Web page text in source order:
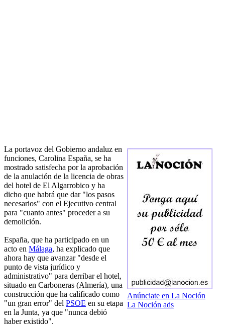
Anúnciate en La Noción
La Noción ads
La portavoz del Gobierno andaluz en
funciones, Carolina España, se ha
mostrado satisfecha por la aprobación
de la anulación de la licencia de obras
del hotel de El Algarrobico y ha
dicho que habrá que dar "los pasos
necesarios" con el Ejecutivo central
para "cuanto antes" proceder a su
demolición.
España, que ha participado en un
acto en Málaga, ha explicado que
ahora hay que avanzar "desde el
punto de vista jurídico y
administrativo" para derribar el hotel,
situado en Carboneras (Almería), una
construcción que ha calificado como
"un gran error" del PSOE en su etapa
en la Junta, ya que "nunca debió
haber existido".